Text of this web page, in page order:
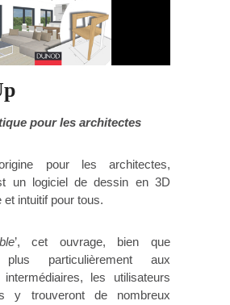
pour les architectes
pour les architectes,
un logiciel de dessin en 3D
et intuitif pour tous.
’, cet ouvrage, bien que
plus particulièrement aux
les utilisateurs
y trouveront de nombreux